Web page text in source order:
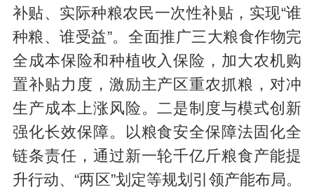
补贴、实际种粮农民一次性补贴，实现“谁
种粮、谁受益”。全面推广三大粮食作物完
全成本保险和种植收入保险，加大农机购
置补贴力度，激励主产区重农抓粮，对冲
生产成本上涨风险。二是制度与模式创新
强化长效保障。以粮食安全保障法固化全
链条责任，通过新一轮千亿斤粮食产能提
升行动、“两区”划定等规划引领产能布局。